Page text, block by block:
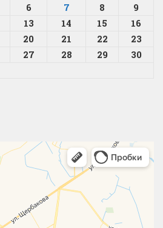
6 7 8
9
13 14 15
16
20 21 22
23
27 28 29
30